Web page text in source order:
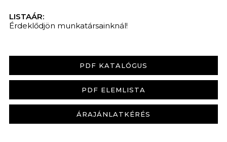
LISTAÁR:
Érdeklődjön munkatársainknál!
PDF KATALÓGUS
PDF ELEMLISTA
ÁRAJÁNLATKÉRÉS